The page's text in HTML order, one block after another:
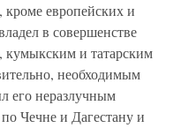
кроме европейских и
в совершенстве
кумыкским и татарским
необходимым
его неразлучным
Чечне и Дагестану и